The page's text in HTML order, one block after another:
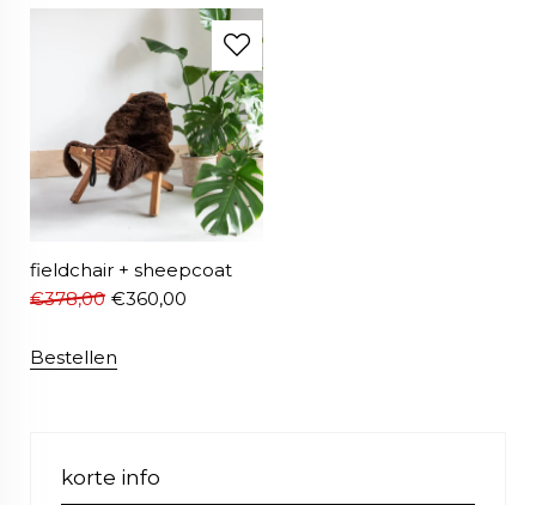
fieldchair + sheepcoat
€378,00 €360,00
Bestellen
korte info